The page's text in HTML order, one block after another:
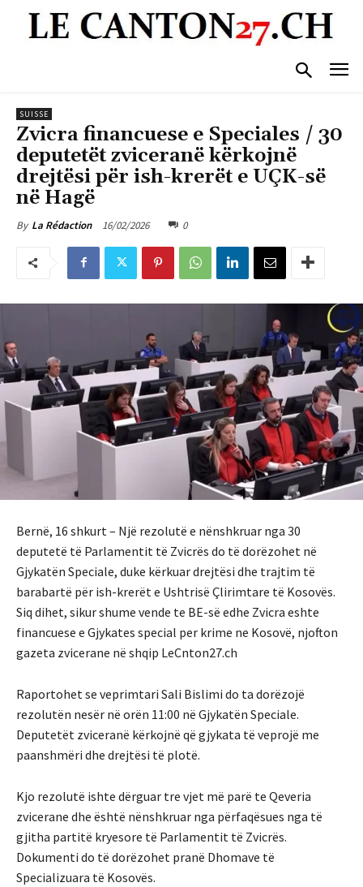
SUISSE
Zvicra financuese e Speciales / 30
deputetët zviceranë kërkojnë
drejtësi për ish-krerët e UÇK-së
në Hagë
By La Rédaction 16/02/2026 0
Bernë, 16 shkurt – Një rezolutë e nënshkruar nga 30
deputetë të Parlamentit të Zvicrës do të dorëzohet në
Gjykatën Speciale, duke kërkuar drejtësi dhe trajtim të
barabartë për ish-krerët e Ushtrisë Çlirimtare të Kosovës.
Siq dihet, sikur shume vende te BE-së edhe Zvicra eshte
financuese e Gjykates special per krime ne Kosovë, njofton
gazeta zvicerane në shqip LeCnton27.ch
Raportohet se veprimtari Sali Bislimi do ta dorëzojë
rezolutën nesër në orën 11:00 në Gjykatën Speciale.
Deputetët zviceranë kërkojnë që gjykata të veprojë me
paanshmëri dhe drejtësi të plotë.
Kjo rezolutë ishte dërguar tre vjet më parë te Qeveria
zvicerane dhe është nënshkruar nga përfaqësues nga të
gjitha partitë kryesore të Parlamentit të Zvicrës.
Dokumenti do të dorëzohet pranë Dhomave të
Specializuara të Kosovës.